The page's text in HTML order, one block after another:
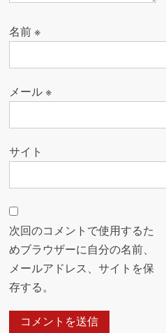
名前※
メール※
サイト
次回のコメントで使用するた
めブラウザーに自分の名前、
メールアドレス、サイトを保
存する。